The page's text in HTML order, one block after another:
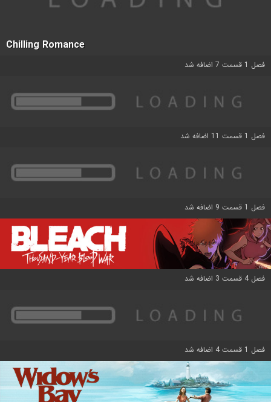
Chilling Romance
فصل 1 قسمت 7 اضافه شد
فصل 1 قسمت 11 اضافه شد
فصل 1 قسمت 9 اضافه شد
فصل 4 قسمت 3 اضافه شد
فصل 1 قسمت 4 اضافه شد